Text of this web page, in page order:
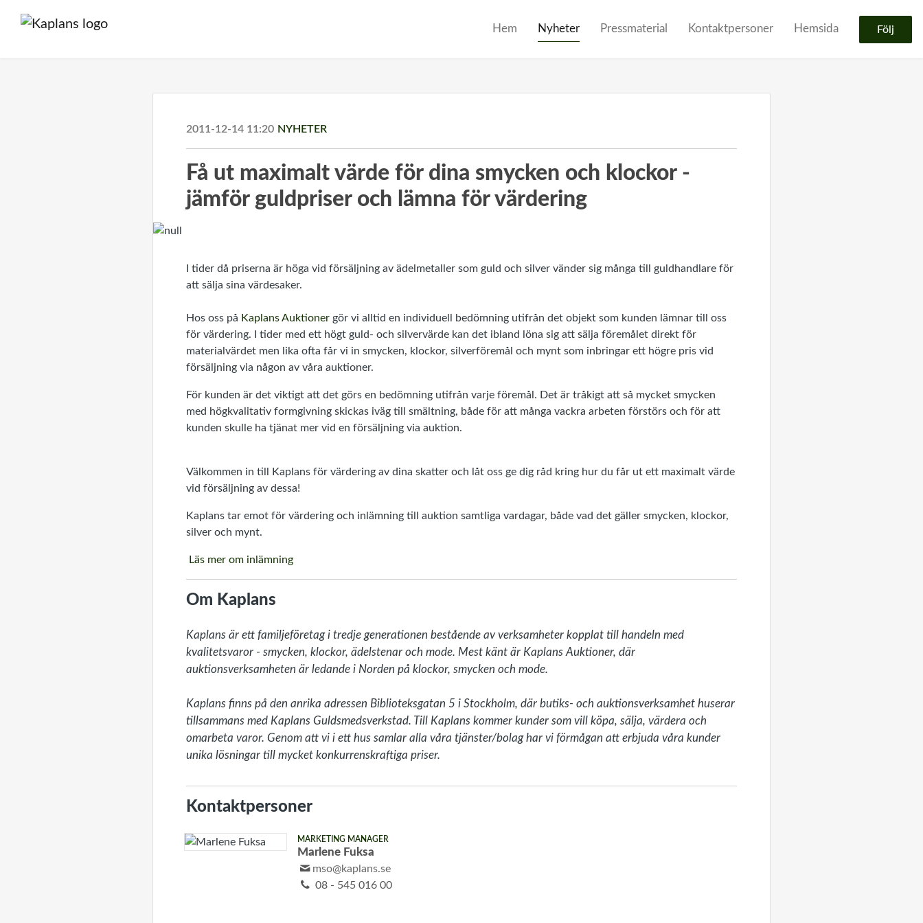
Hem Nyheter Pressmaterial Kontaktpersoner Hemsida Följ
2011-12-14 11:20 NYHETER
Få ut maximalt värde för dina smycken och klockor -
jämför guldpriser och lämna för värdering
I tider då priserna är höga vid försäljning av ädelmetaller som guld och silver vänder sig många till guldhandlare för
att sälja sina värdesaker.
Hos oss på Kaplans Auktioner gör vi alltid en individuell bedömning utifrån det objekt som kunden lämnar till oss
för värdering. I tider med ett högt guld- och silvervärde kan det ibland löna sig att sälja föremålet direkt för
materialvärdet men lika ofta får vi in smycken, klockor, silverföremål och mynt som inbringar ett högre pris vid
försäljning via någon av våra auktioner.
För kunden är det viktigt att det görs en bedömning utifrån varje föremål. Det är tråkigt att så mycket smycken
med högkvalitativ formgivning skickas iväg till smältning, både för att många vackra arbeten förstörs och för att
kunden skulle ha tjänat mer vid en försäljning via auktion.
Välkommen in till Kaplans för värdering av dina skatter och låt oss ge dig råd kring hur du får ut ett maximalt värde
vid försäljning av dessa!
Kaplans tar emot för värdering och inlämning till auktion samtliga vardagar, både vad det gäller smycken, klockor,
silver och mynt.
Läs mer om inlämning
Om Kaplans
Kaplans är ett familjeföretag i tredje generationen bestående av verksamheter kopplat till handeln med
kvalitetsvaror - smycken, klockor, ädelstenar och mode. Mest känt är Kaplans Auktioner, där
auktionsverksamheten är ledande i Norden på klockor, smycken och mode.
Kaplans finns på den anrika adressen Biblioteksgatan 5 i Stockholm, där butiks- och auktionsverksamhet huserar
tillsammans med Kaplans Guldsmedsverkstad. Till Kaplans kommer kunder som vill köpa, sälja, värdera och
omarbeta varor. Genom att vi i ett hus samlar alla våra tjänster/bolag har vi förmågan att erbjuda våra kunder
unika lösningar till mycket konkurrenskraftiga priser.
Kontaktpersoner
MARKETING MANAGER
Marlene Fuksa
mso@kaplans.se
08 - 545 016 00